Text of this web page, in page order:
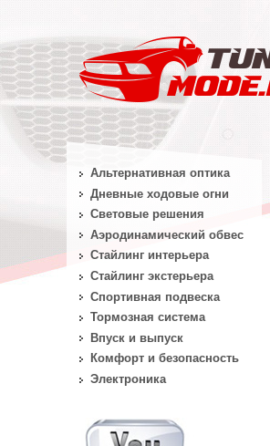
Альтернативная оптика
Дневные ходовые огни
Световые решения
Аэродинамический обвес
Стайлинг интерьера
Стайлинг экстерьера
Спортивная подвеска
Тормозная система
Впуск и выпуск
Комфорт и безопасность
Электроника